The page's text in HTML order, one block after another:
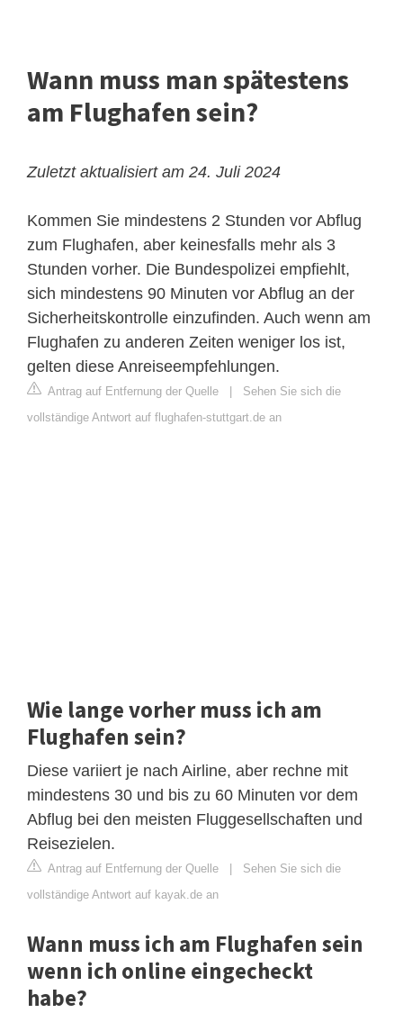
Wann muss man spätestens
am Flughafen sein?
Zuletzt aktualisiert am 24. Juli 2024
Kommen Sie mindestens 2 Stunden vor Abflug
zum Flughafen, aber keinesfalls mehr als 3
Stunden vorher. Die Bundespolizei empfiehlt,
sich mindestens 90 Minuten vor Abflug an der
Sicherheitskontrolle einzufinden. Auch wenn am
Flughafen zu anderen Zeiten weniger los ist,
gelten diese Anreiseempfehlungen.
Antrag auf Entfernung der Quelle
Sehen Sie sich die
vollständige Antwort auf flughafen-stuttgart.de an
Wie lange vorher muss ich am
Flughafen sein?
Diese variiert je nach Airline, aber rechne mit
mindestens 30 und bis zu 60 Minuten vor dem
Abflug bei den meisten Fluggesellschaften und
Reisezielen.
Antrag auf Entfernung der Quelle
Sehen Sie sich die
vollständige Antwort auf kayak.de an
Wann muss ich am Flughafen sein
wenn ich online eingecheckt
habe?